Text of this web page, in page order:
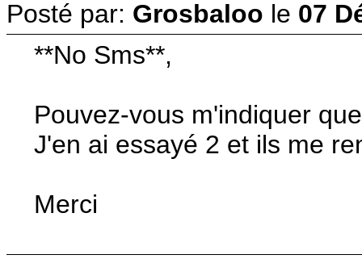
Posté par: Grosbaloo le 07
**No Sms**,
Pouvez-vous m'indiquer
J'en ai essayé 2 et ils me
Merci